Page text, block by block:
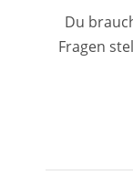
Du
Fragen